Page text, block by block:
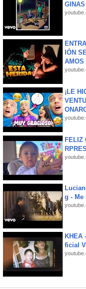
GINAS
IÓN
AMOS
¡LE
FELIZ
g - Me
KHEA
ficial